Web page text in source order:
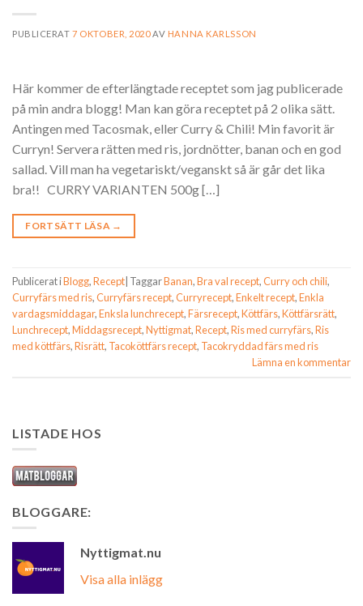
PUBLICERAT7 OKTOBER, 2020AV HANNA KARLSSON
Här kommer de efterlängtade receptet som jag publicerade
på min andra blogg! Man kan göra receptet på 2 olika sätt.
Antingen med Tacosmak, eller Curry & Chili! Min favorit är
Curryn! Servera rätten med ris, jordnötter, banan och en god
sallad. Vill man ha vegetariskt/veganskt så är går det lika
bra!! CURRY VARIANTEN 500g […]
FORTSÄTT LÄSA →
Publicerat iBlogg,Recept TaggarBanan,Bra val recept,Curry och chili,
Curryfärs med ris,Curryfärs recept,Curryrecept,Enkelt recept,Enkla
vardagsmiddagar,Enksla lunchrecept,Färsrecept,Köttfärs,Köttfärsrätt,
Lunchrecept,Middagsrecept,Nyttigmat,Recept,Ris med curryfärs,Ris
med köttfärs,Risrätt, Tacoköttfärs recept, Tacokryddad färs med ris
Lämna en kommentar
LISTADE HOS
BLOGGARE:
Nyttigmat.nu
Visa alla inlägg